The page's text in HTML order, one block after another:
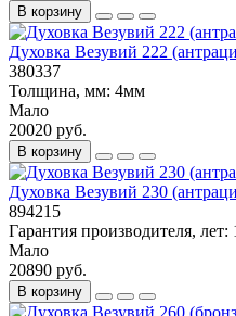
В корзину
Духовка Везувий 222
380337
Толщина, мм: 4мм
Мало
20020 руб.
В корзину
Духовка Везувий 230
894215
Гарантия производителя, лет:
Мало
20890 руб.
В корзину